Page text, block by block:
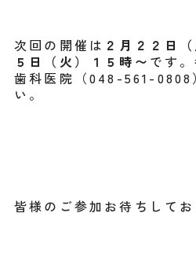
次回の開催は ２月２２日
５日（火）１５時〜 です
歯科医院（048-561-0808
い。
皆様のご参加お待ちしてお